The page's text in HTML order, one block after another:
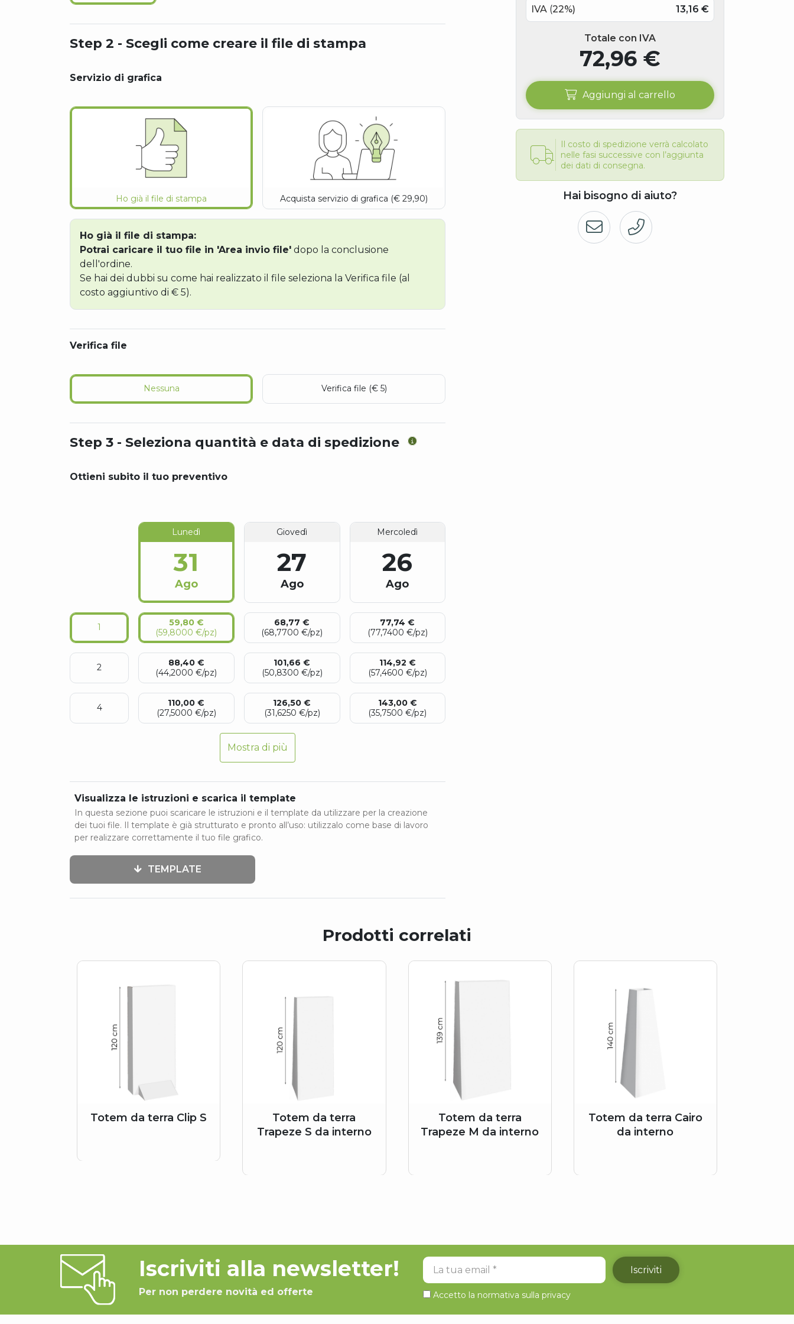
Step 2 - Scegli come creare il file di stampa
Servizio di grafica
Ho già il file di stampa Acquista servizio di grafica (€ 29,90)
Ho già il file di stampa:
Potrai caricare il tuo file in 'Area invio file' dopo la conclusione
dell'ordine.
Se hai dei dubbi su come hai realizzato il file seleziona la Verifica file (al
costo aggiuntivo di € 5).
Verifica file
Nessuna Verifica file (€ 5)
Step 3 - Seleziona quantità e data di spedizione
Ottieni subito il tuo preventivo
1
2
4
Lunedì
31
Ago
Giovedì
27
Ago
Mercoledì
26
Ago
59,80 €
(59,8000 €/pz)
68,77 €
(68,7700 €/pz)
77,74 €
(77,7400 €/pz)
88,40 €
(44,2000 €/pz)
101,66 €
(50,8300 €/pz)
114,92 €
(57,4600 €/pz)
110,00 €
(27,5000 €/pz)
126,50 €
(31,6250 €/pz)
143,00 €
(35,7500 €/pz)
Mostra di più
Visualizza le istruzioni e scarica il template
In questa sezione puoi scaricare le istruzioni e il template da utilizzare per la creazione
dei tuoi file. Il template è già strutturato e pronto all’uso: utilizzalo come base di lavoro
per realizzare correttamente il tuo file grafico.
TEMPLATE
IVA (22%) 13,16 €
Totale con IVA
72,96 €
Aggiungi al carrello
Il costo di spedizione verrà calcolato
nelle fasi successive con l’aggiunta
dei dati di consegna.
Hai bisogno di aiuto?
Prodotti correlati
Totem da terra Clip S
Totem da terra
Trapeze S da interno
Totem da terra
Trapeze M da interno
Totem da terra Cairo
da interno
Iscriviti alla newsletter!
Per non perdere novità ed offerte
La tua email Iscriviti
Accetto la normativa sulla privacy